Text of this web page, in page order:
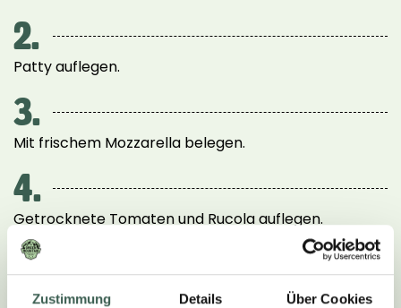
Zustimmung Details Über Cookies
2.
Patty auflegen.
3.
Mit frischem Mozzarella belegen.
4.
Getrocknete Tomaten und Rucola auflegen.
5.
Brötchen-Oberseite deckeln.